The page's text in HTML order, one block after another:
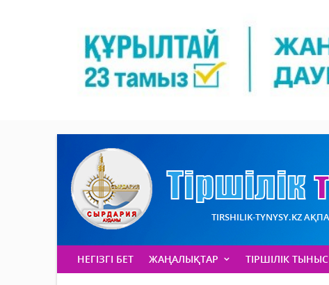
TIRSHILIK-TYNYSY.KZ
НЕГІЗГІ БЕТ ЖАҢАЛЫҚТАР ТІРШІЛІК